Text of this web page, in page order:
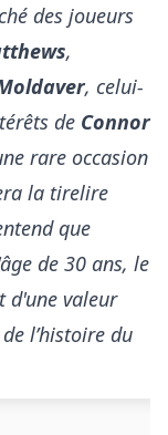
des joueurs
,
, celui-
de Connor
rare occasion
la tirelire
que
de 30 ans, le
d'une valeur
l’histoire du